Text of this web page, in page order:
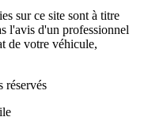
sur ce site sont à titre
l'avis d'un professionnel
de votre véhicule,